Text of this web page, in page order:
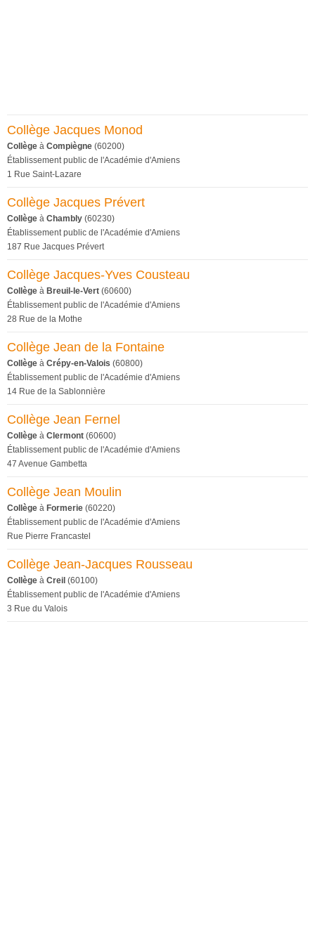
Collège Jacques Monod
Collège à Compiègne (60200)
Établissement public de l'Académie d'Amiens
1 Rue Saint-Lazare
Collège Jacques Prévert
Collège à Chambly (60230)
Établissement public de l'Académie d'Amiens
187 Rue Jacques Prévert
Collège Jacques-Yves Cousteau
Collège à Breuil-le-Vert (60600)
Établissement public de l'Académie d'Amiens
28 Rue de la Mothe
Collège Jean de la Fontaine
Collège à Crépy-en-Valois (60800)
Établissement public de l'Académie d'Amiens
14 Rue de la Sablonnière
Collège Jean Fernel
Collège à Clermont (60600)
Établissement public de l'Académie d'Amiens
47 Avenue Gambetta
Collège Jean Moulin
Collège à Formerie (60220)
Établissement public de l'Académie d'Amiens
Rue Pierre Francastel
Collège Jean-Jacques Rousseau
Collège à Creil (60100)
Établissement public de l'Académie d'Amiens
3 Rue du Valois